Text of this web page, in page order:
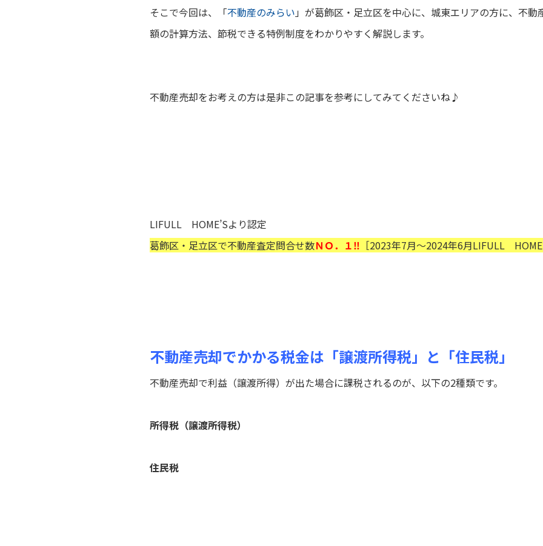
そこで今回は、 「不動産のみらい 」が葛飾区・足立区を中心に、城東エリアの方に、 不動
額の計算方法、節税できる特例制度をわかりやすく解説します。
不動産売却をお考えの方は是非この記事を参考にしてみてくださいね♪
LIFULL HOME’Sより認定
葛飾区・足立区で不動産査定問合せ数ＮＯ．１‼ ［2023年7月～2024年6月LIFULL
不動産売却でかかる税金は「譲渡所得税」と「住民税」
不動産売却で利益（譲渡所得）が出た場合に課税されるのが、以下の2種類です。
所得税（譲渡所得税）
住民税